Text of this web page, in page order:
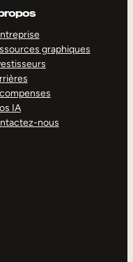
graphiques
IA
nous